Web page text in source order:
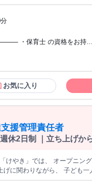
￣￣￣￣￣￣￣￣￣￣￣ ＼ こ
充実 残業もほとん
仕事内容 ＿＿
￣ ■8：30～09:00 出勤 └子
じて、私たちの理念や
が施設の血肉となります。 保護者
護者に寄り添い 信頼関係
の資格をお持ち
いる 保育士の方に ぴったり
お気に入り
援管理責任者
休2日制 ｜立ち上げか
けやき」では、 オープニン